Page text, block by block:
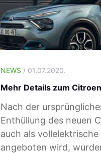
NEWS / 01.07.2020.
Mehr Details zum
Nach der
Enthüllung des neuen
auch als
angeboten wird,